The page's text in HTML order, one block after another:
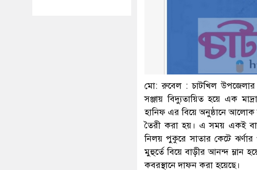
মো: রু‌বেল : চাটখিল
সঞ্জায় বিদ্যুতায়িত হয়ে এক
হানিফ এর বিয়ে অনুষ্ঠানে আলোক
তৈরী করা হয়। এ সময় একই
নিলয় পুকুরে সাতার কেটে ঝর্ণার
মুহুর্তে বিয়ে বাড়ীর আনন্দ ম্লান
কবরস্থানে দাফন করা হয়েছে।